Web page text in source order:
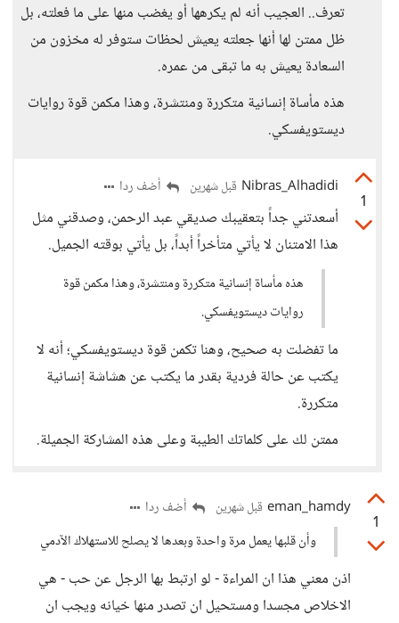
تعرف.. العجيب أنه لم يكرهها أو يغضب منها على ما فعلته، بل
ظل ممتن لها أنها جعلته يعيش لحظات ستوفر له مخزون من
السعادة يعيش به ما تبقى من عمره.
هذه مأساة إنسانية متكررة ومنتشرة، وهذا مكمن قوة روايات
ديستويفسكي.
1
Nibras_Alhadidi قبل شهرين أضف ردا
أسعدتني جداً بتعقيبك صديقي عبد الرحمن، وصدقني مثل
هذا الامتنان لا يأتي متأخراً أبداً، بل يأتي بوقته الجميل.
هذه مأساة إنسانية متكررة ومنتشرة، وهذا مكمن قوة
روايات ديستويفسكي.
ما تفضلت به صحيح، وهنا تكمن قوة ديستويفسكي؛ أنه لا
يكتب عن حالة فردية بقدر ما يكتب عن هشاشة إنسانية
متكررة.
ممتن لك على كلماتك الطيبة وعلى هذه المشاركة الجميلة.
1
eman_hamdy قبل شهرين
أضف ردا
وأن قلبها يعمل مرة واحدة وبعدها لا يصلح للاستهلاك الآدمي
اذن معني هذا ان المراءة - لو ارتبط بها الرجل عن حب - هي
الاخلاص مجسدا ومستحيل ان تصدر منها خيانه ويجب ان